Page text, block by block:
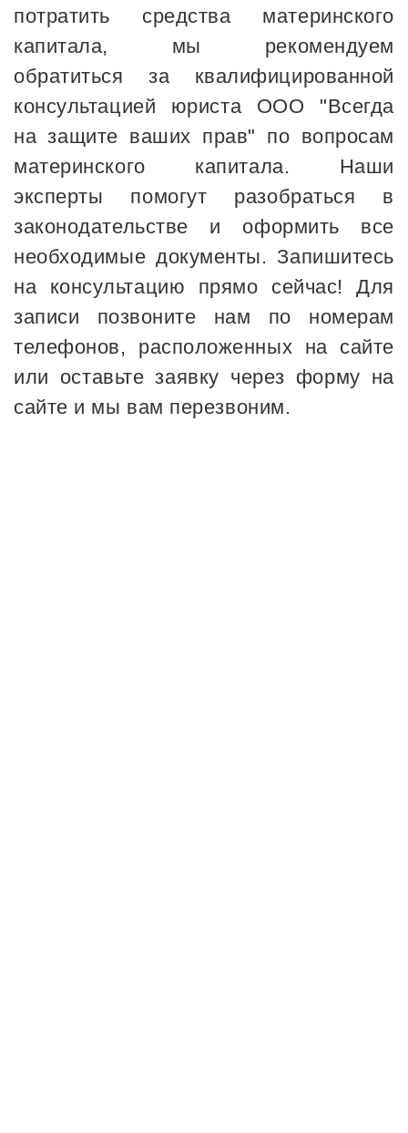
потратить средства материнского
капитала, мы рекомендуем
обратиться за квалифицированной
консультацией юриста ООО "Всегда
на защите ваших прав" по вопросам
материнского капитала. Наши
эксперты помогут разобраться в
законодательстве и оформить все
необходимые документы. Запишитесь
на консультацию прямо сейчас! Для
записи позвоните нам по номерам
телефонов, расположенных на сайте
или оставьте заявку через форму на
сайте и мы вам перезвоним.